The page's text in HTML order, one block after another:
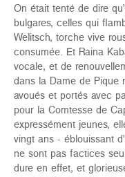
On était tenté de dire
bulgares, celles qui
Welitsch, torche vive
consumée. Et Raina
vocale, et de
dans la Dame de Pique
avoués et portés avec
pour la Comtesse de
expressément jeunes,
vingt ans - éblouissant
ne sont pas factices
dure en effet, et